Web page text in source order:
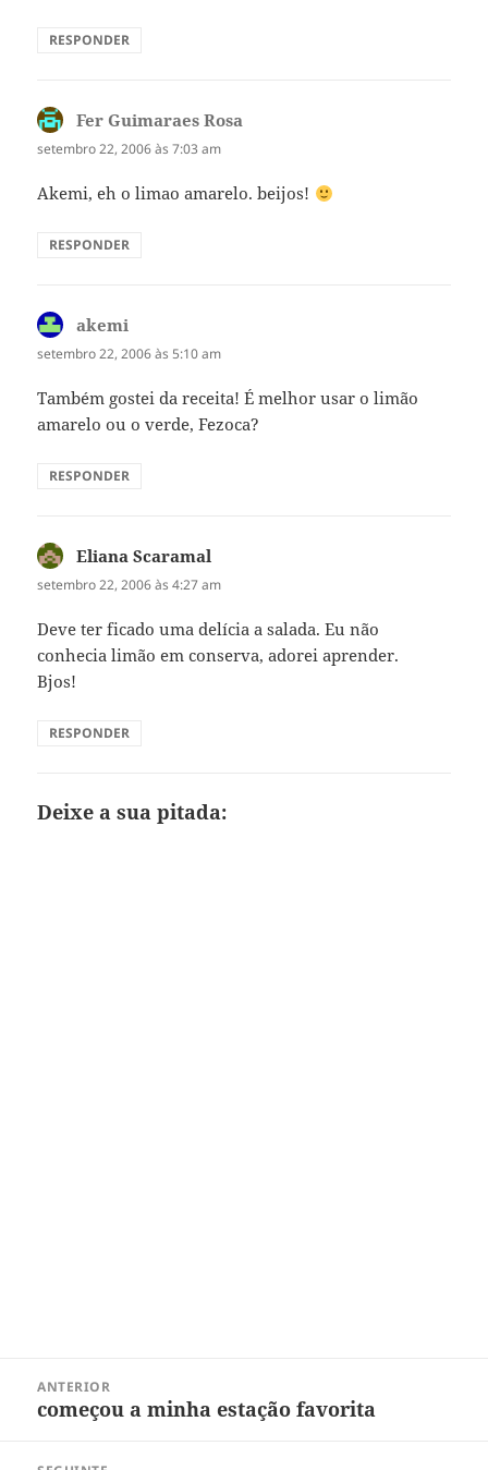
RESPONDER
Fer Guimaraes Rosa
setembro 22, 2006 às 7:03 am
Akemi, eh o limao amarelo. beijos!
RESPONDER
akemi
setembro 22, 2006 às 5:10 am
Também gostei da receita! É melhor usar o limão
amarelo ou o verde, Fezoca?
RESPONDER
Eliana Scaramal
setembro 22, 2006 às 4:27 am
Deve ter ficado uma delícia a salada. Eu não
conhecia limão em conserva, adorei aprender.
Bjos!
RESPONDER
Deixe a sua pitada:
ANTERIOR
Post
começou a minha estação favorita